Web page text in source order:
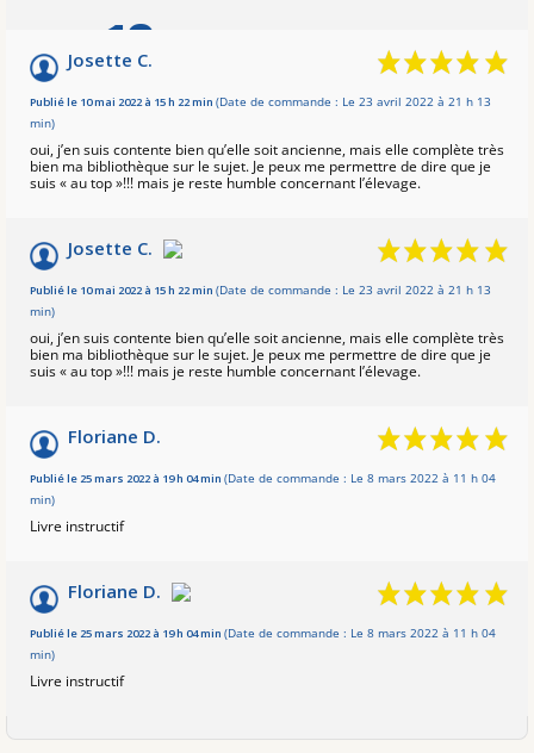
10
Basé sur 4 avis
Josette C.
Publié le 10 mai 2022 à 15 h 22 min (Date de commande : Le 23 avril 2022 à 21 h 13
min)
oui, j’en suis contente bien qu’elle soit ancienne, mais elle complète très
bien ma bibliothèque sur le sujet. Je peux me permettre de dire que je
suis « au top »!!! mais je reste humble concernant l’élevage.
Josette C.
Publié le 10 mai 2022 à 15 h 22 min (Date de commande : Le 23 avril 2022 à 21 h 13
min)
oui, j’en suis contente bien qu’elle soit ancienne, mais elle complète très
bien ma bibliothèque sur le sujet. Je peux me permettre de dire que je
suis « au top »!!! mais je reste humble concernant l’élevage.
Floriane D.
Publié le 25 mars 2022 à 19 h 04 min (Date de commande : Le 8 mars 2022 à 11 h 04
min)
Livre instructif
Floriane D.
Publié le 25 mars 2022 à 19 h 04 min (Date de commande : Le 8 mars 2022 à 11 h 04
min)
Livre instructif